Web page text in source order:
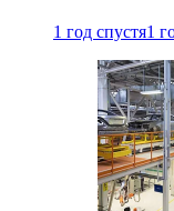
1 год спустя1